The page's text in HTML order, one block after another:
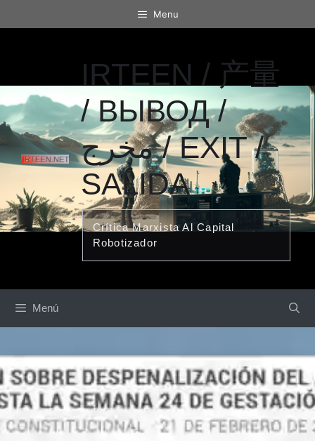
al
Menu
IRTEEN / 产量
/ ВЫВОД /
مخرج / EXIT /
SALIDA
Crítica Marxista Al Capital
Robotizador
Menú